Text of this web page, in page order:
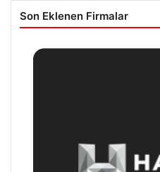
Son Eklenen Firmalar